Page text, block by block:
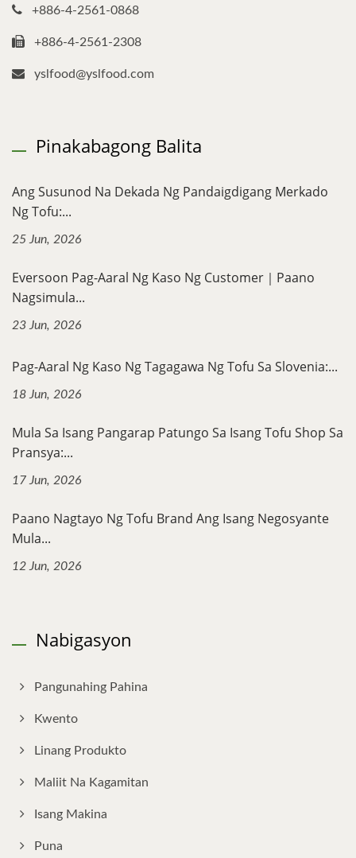
+886-4-2561-0868
+886-4-2561-2308
yslfood@yslfood.com
Pinakabagong Balita
Ang Susunod Na Dekada Ng Pandaigdigang Merkado
Ng Tofu:...
25 Jun, 2026
Eversoon Pag-Aaral Ng Kaso Ng Customer｜Paano
Nagsimula...
23 Jun, 2026
Pag-Aaral Ng Kaso Ng Tagagawa Ng Tofu Sa Slovenia:...
18 Jun, 2026
Mula Sa Isang Pangarap Patungo Sa Isang Tofu Shop Sa
Pransya:...
17 Jun, 2026
Paano Nagtayo Ng Tofu Brand Ang Isang Negosyante
Mula...
12 Jun, 2026
Nabigasyon
Pangunahing Pahina
Kwento
Linang Produkto
Maliit Na Kagamitan
Isang Makina
Puna